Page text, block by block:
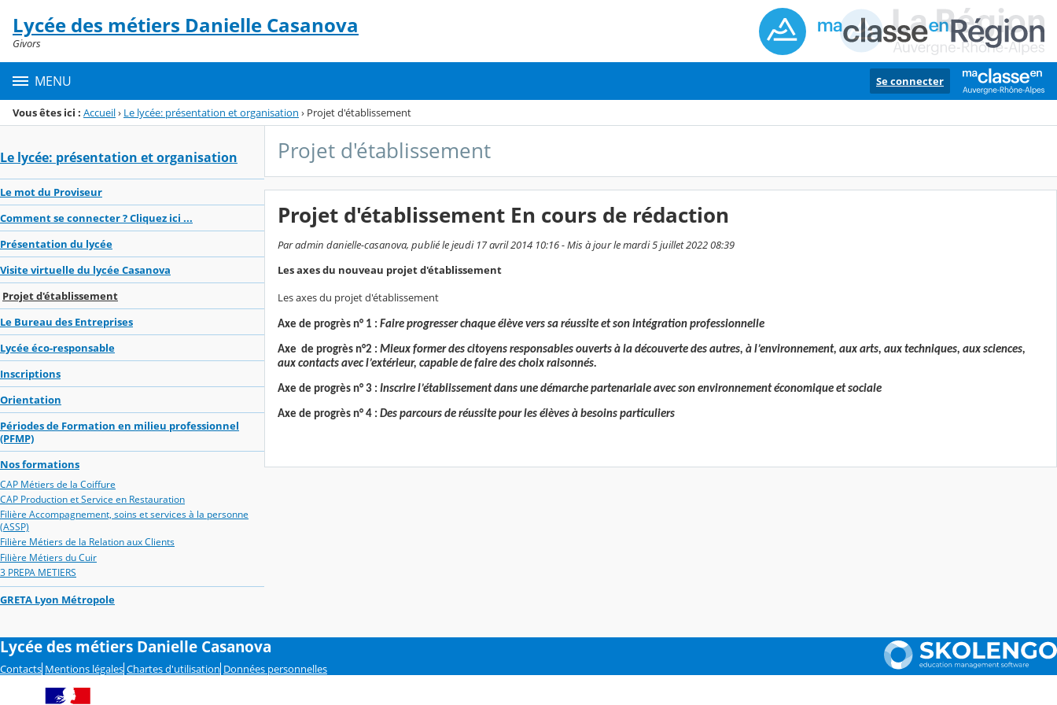
Menu de la rubrique
Contenu
Lycée des métiers Danielle Casanova
Givors
MENU Se connecter
Vous êtes ici : Accueil› Le lycée: présentation et organisation › Projet d'établissement
Le lycée: présentation et organisation
Le mot du Proviseur
Comment se connecter ? Cliquez ici ...
Présentation du lycée
Visite virtuelle du lycée Casanova
Projet d'établissement
Le Bureau des Entreprises
Lycée éco-responsable
Inscriptions
Orientation
Périodes de Formation en milieu professionnel
(PFMP)
Nos formations
CAP Métiers de la Coiffure
CAP Production et Service en Restauration
Filière Accompagnement, soins et services à la personne
(ASSP)
Filière Métiers de la Relation aux Clients
Filière Métiers du Cuir
3 PREPA METIERS
GRETA Lyon Métropole
Projet d'établissement
Projet d'établissement En cours de rédaction
Par admin danielle-casanova, publié le jeudi 17 avril 2014 10:16 - Mis à jour le mardi 5 juillet 2022 08:39
Les axes du nouveau projet d'établissement
Les axes du projet d'établissement
Axe de progrès n° 1 : Faire progresser chaque élève vers sa réussite et son intégration professionnelle
Axe de progrès n°2 : Mieux former des citoyens responsables ouverts à la découverte des autres, à l’environnement, aux arts, aux techniques, aux sciences,
aux contacts avec l’extérieur, capable de faire des choix raisonnés.
Axe de progrès n° 3 : Inscrire l’établissement dans une démarche partenariale avec son environnement économique et sociale
Axe de progrès n° 4 : Des parcours de réussite pour les élèves à besoins particuliers
Lycée des métiers Danielle Casanova
Contacts Mentions légales Chartes d'utilisation Données personnelles